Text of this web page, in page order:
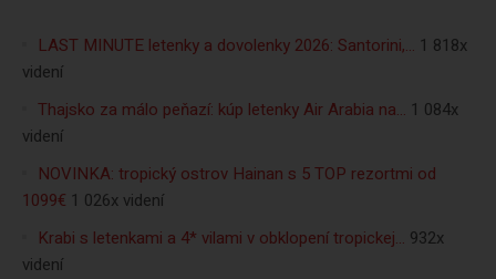
LAST MINUTE letenky a dovolenky 2026: Santorini,… 1 818x
videní
Thajsko za málo peňazí: kúp letenky Air Arabia na… 1 084x
videní
NOVINKA: tropický ostrov Hainan s 5 TOP rezortmi od
1099€ 1 026x videní
Krabi s letenkami a 4* vilami v obklopení tropickej… 932x
videní